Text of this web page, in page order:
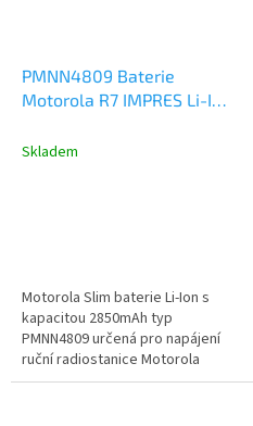
PMNN4809 Baterie
Motorola R7 IMPRES Li-Ion
Skladem
Motorola Slim baterie Li-Ion s
kapacitou 2850mAh typ
PMNN4809 určená pro napájení
ruční radiostanice Motorola
Mototrobo R7a a R7 (NKP a